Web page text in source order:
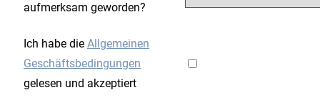
aufmerksam geworden?
Ich habe die Allgemeinen
Geschäftsbedingungen
gelesen und akzeptiert